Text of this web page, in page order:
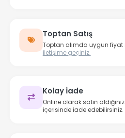
Toptan Satış
Toptan alımda uygun
iletişime geçiniz.
Kolay İade
Online olarak satın
içerisinde iade edebilirsiniz.